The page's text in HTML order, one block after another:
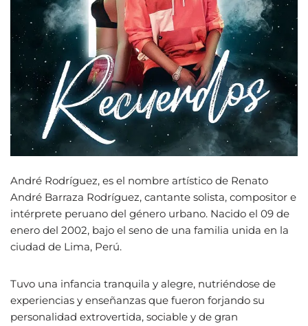
André Rodríguez, es el nombre artístico de Renato
André Barraza Rodríguez, cantante solista, compositor e
intérprete peruano del género urbano. Nacido el 09 de
enero del 2002, bajo el seno de una familia unida en la
ciudad de Lima, Perú.
Tuvo una infancia tranquila y alegre, nutriéndose de
experiencias y enseñanzas que fueron forjando su
personalidad extrovertida, sociable y de gran